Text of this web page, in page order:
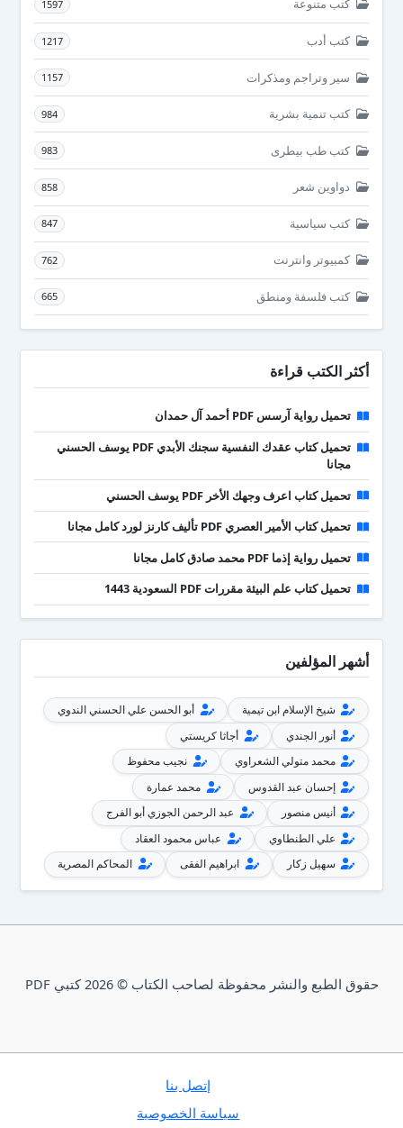
كتب متنوعة 1597
كتب أدب 1217
سير وتراجم ومذكرات 1157
كتب تنمية بشرية 984
كتب طب بيطرى 983
دواوين شعر 858
كتب سياسية 847
كمبيوتر وانترنت 762
كتب فلسفة ومنطق 665
أكثر الكتب قراءة
تحميل رواية آرسس PDF أحمد آل حمدان
تحميل كتاب عقدك النفسية سجنك الأبدي PDF يوسف الحسني
مجانا
تحميل كتاب اعرف وجهك الأخر PDF يوسف الحسني
تحميل كتاب الأمير العصري PDF تأليف كارنز لورد كامل مجانا
تحميل رواية إذما PDF محمد صادق كامل مجانا
تحميل كتاب علم البيئة مقررات PDF السعودية 1443
أشهر المؤلفين
شيخ الإسلام ابن تيمية
أبو الحسن علي الحسني الندوي
أنور الجندي
أجاثا كريستي
محمد متولي الشعراوي
نجيب محفوظ
إحسان عبد القدوس
محمد عمارة
أنيس منصور
عبد الرحمن الجوزي أبو الفرج
علي الطنطاوي
عباس محمود العقاد
سهيل زكار
ابراهيم الفقى المحاكم المصرية
حقوق الطبع والنشر محفوظة لصاحب الكتاب © 2026 كتبي PDF
إتصل بنا
سياسة الخصوصية